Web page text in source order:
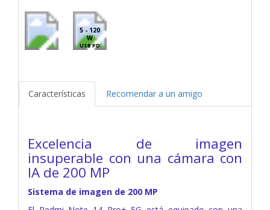
5 - 120
W
USB PD
Características Recomendar a un amigo
Excelencia de imagen
insuperable con una cámara con
IA de 200 MP
Sistema de imagen de 200 MP